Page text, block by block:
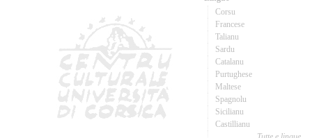
Corsu
Francese
Talianu
Sardu
Catalanu
Purtughese
Maltese
Spagnolu
Sicilianu
Castillianu